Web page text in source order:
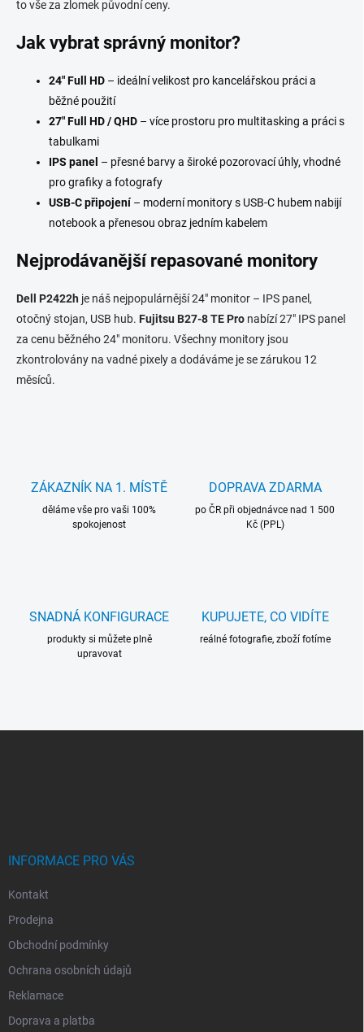
y
v
p
u
to vše za zlomek původní ceny.
Jak vybrat správný monitor?
24" Full HD – ideální velikost pro kancelářskou práci a
běžné použití
27" Full HD / QHD – více prostoru pro multitasking a práci s
tabulkami
IPS panel – přesné barvy a široké pozorovací úhly, vhodné
pro grafiky a fotografy
USB-C připojení– moderní monitory s USB-C hubem nabijí
notebook a přenesou obraz jedním kabelem
Nejprodávanější repasované monitory
Dell P2422h je náš nejpopulárnější 24" monitor – IPS panel,
otočný stojan, USB hub. Fujitsu B27-8 TE Pro nabízí 27" IPS panel
za cenu běžného 24" monitoru. Všechny monitory jsou
zkontrolovány na vadné pixely a dodáváme je se zárukou 12
měsíců.
ZÁKAZNÍK NA 1. MÍSTĚ
děláme vše pro vaši 100%
spokojenost
DOPRAVA ZDARMA
po ČR při objednávce nad 1 500
Kč (PPL)
SNADNÁ KONFIGURACE
produkty si můžete plně
upravovat
KUPUJETE, CO VIDÍTE
reálné fotografie, zboží fotíme
INFORMACE PRO VÁS
Kontakt
Prodejna
Obchodní podmínky
Ochrana osobních údajů
Reklamace
Doprava a platba